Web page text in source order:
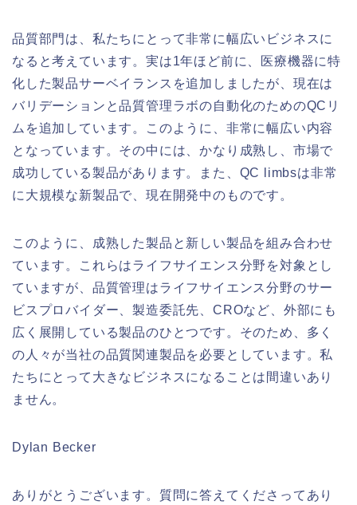
品質部門は、私たちにとって非常に幅広いビジネスに
なると考えています。実は1年ほど前に、医療機器に特
化した製品サーベイランスを追加しましたが、現在は
バリデーションと品質管理ラボの自動化のためのQCリ
ムを追加しています。このように、非常に幅広い内容
となっています。その中には、かなり成熟し、市場で
成功している製品があります。また、QC limbsは非常
に大規模な新製品で、現在開発中のものです。
このように、成熟した製品と新しい製品を組み合わせ
ています。これらはライフサイエンス分野を対象とし
ていますが、品質管理はライフサイエンス分野のサー
ビスプロバイダー、製造委託先、CROなど、外部にも
広く展開している製品のひとつです。そのため、多く
の人々が当社の品質関連製品を必要としています。私
たちにとって大きなビジネスになることは間違いあり
ません。
Dylan Becker
ありがとうございます。質問に答えてくださってあり